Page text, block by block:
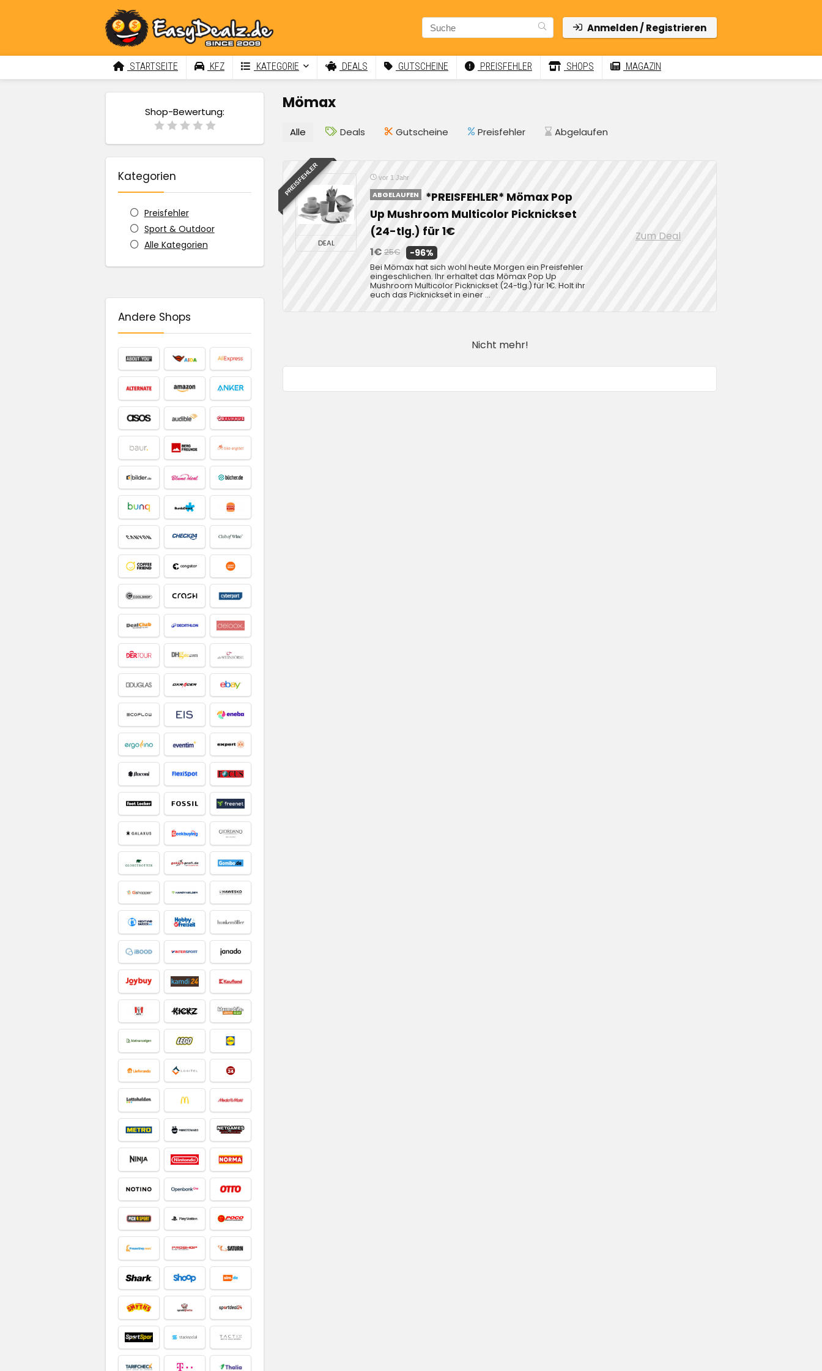
Anmelden / Registrieren
STARTSEITE KFZ KATEGORIE DEALS GUTSCHEINE PREISFEHLER SHOPS MAGAZIN
Mömax
Shop-Bewertung:
Kategorien
Preisfehler
Sport & Outdoor
Alle Kategorien
Alle Deals Gutscheine Preisfehler Abgelaufen
PREISFEHLER
DEAL
vor 1 Jahr
ABGELAUFEN
*PREISFEHLER* Mömax Pop
Up Mushroom Multicolor Picknickset
(24-tlg.) für 1€
1€ 25€ -96%
Bei Mömax hat sich wohl heute Morgen ein Preisfehler
eingeschlichen. Ihr erhaltet das Mömax Pop Up
Mushroom Multicolor Picknickset (24-tlg.) für 1€. Holt ihr
euch das Picknickset in einer ...
Zum Deal
Nicht mehr!
Andere Shops